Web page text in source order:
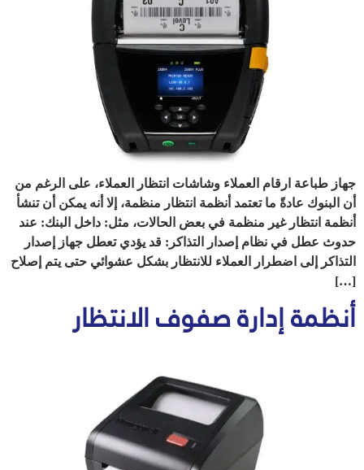
جهاز طباعة ارقام العملاء وشاشات انتظار العملاء، على الرغم من
أن البنوك عادةً ما تعتمد أنظمة انتظار منظمة، إلا أنه يمكن أن تنشأ
أنظمة انتظار غير منظمة في بعض الحالات، مثل: داخل البنك: عند
حدوث عطل في نظام إصدار التذاكر: قد يؤدي تعطل جهاز إصدار
التذاكر إلى اضطرار العملاء للانتظار بشكل عشوائي حتى يتم إصلاح
[…]
أنظمة إدارة صفوف الانتظار